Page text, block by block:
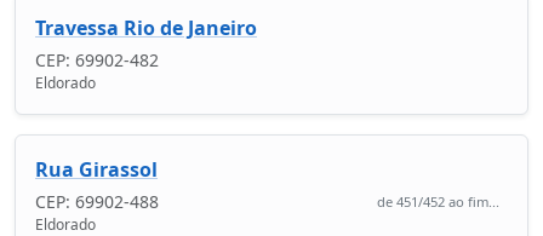
Travessa Rio de Janeiro
CEP: 69902-482
Eldorado
Rua Girassol
CEP: 69902-488 de 451/452 ao fim...
Eldorado